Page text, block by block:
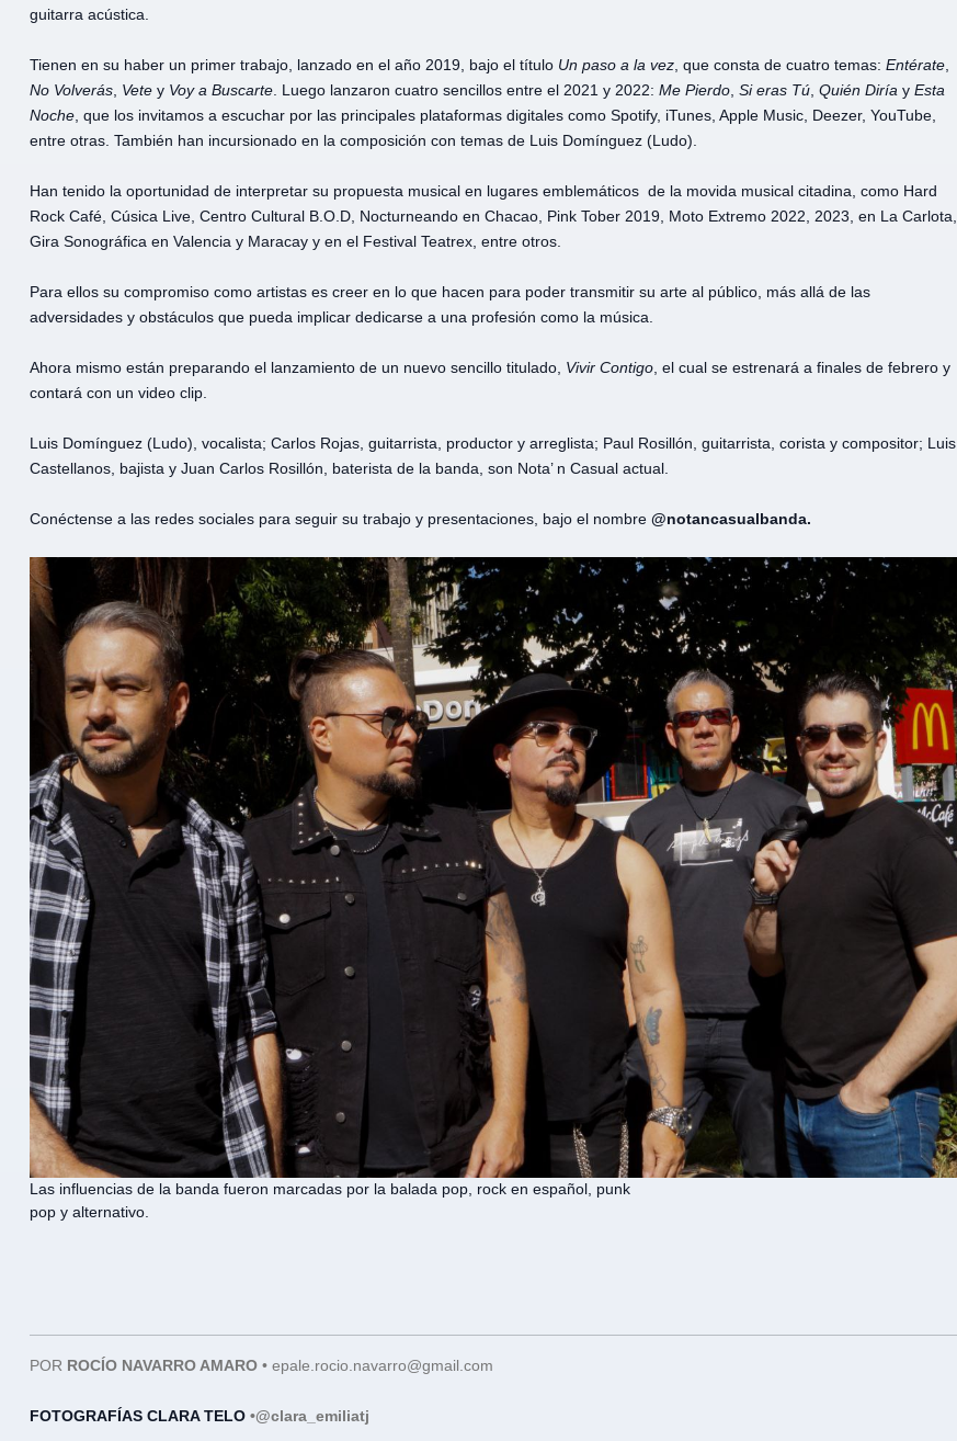
guitarra acústica.
Tienen en su haber un primer trabajo, lanzado en el año 2019, bajo el título Un paso a la vez, que consta de cuatro temas: Entérate,
No Volverás, Vete y Voy a Buscarte. Luego lanzaron cuatro sencillos entre el 2021 y 2022: Me Pierdo, Si eras Tú, Quién Diría y Esta
Noche, que los invitamos a escuchar por las principales plataformas digitales como Spotify, iTunes, Apple Music, Deezer, YouTube,
entre otras. También han incursionado en la composición con temas de Luis Domínguez (Ludo).
Han tenido la oportunidad de interpretar su propuesta musical en lugares emblemáticos de la movida musical citadina, como Hard
Rock Café, Cúsica Live, Centro Cultural B.O.D, Nocturneando en Chacao, Pink Tober 2019, Moto Extremo 2022, 2023, en La Carlota,
Gira Sonográfica en Valencia y Maracay y en el Festival Teatrex, entre otros.
Para ellos su compromiso como artistas es creer en lo que hacen para poder transmitir su arte al público, más allá de las
adversidades y obstáculos que pueda implicar dedicarse a una profesión como la música.
Ahora mismo están preparando el lanzamiento de un nuevo sencillo titulado, Vivir Contigo, el cual se estrenará a finales de febrero y
contará con un video clip.
Luis Domínguez (Ludo), vocalista; Carlos Rojas, guitarrista, productor y arreglista; Paul Rosillón, guitarrista, corista y compositor; Luis
Castellanos, bajista y Juan Carlos Rosillón, baterista de la banda, son Nota’ n Casual actual.
Conéctense a las redes sociales para seguir su trabajo y presentaciones, bajo el nombre @notancasualbanda.
Las influencias de la banda fueron marcadas por la balada pop, rock en español, punk
pop y alternativo.
POR ROCÍO NAVARRO AMARO • epale.rocio.navarro@gmail.com
FOTOGRAFÍAS CLARA TELO •@clara_emiliatj